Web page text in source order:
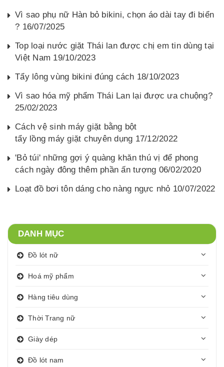
Vì sao phụ nữ Hàn bỏ bikini, chọn áo dài tay đi biển
? 16/07/2025
Top loại nước giặt Thái lan được chị em tin dùng tại
Việt Nam 19/10/2023
Tẩy lông vùng bikini đúng cách 18/10/2023
Vì sao hóa mỹ phẩm Thái Lan lại được ưa chuộng?
25/02/2023
Cách vệ sinh máy giặt bằng bột
tẩy lồng máy giặt chuyên dụng 17/12/2022
'Bỏ túi' những gợi ý quàng khăn thú vị để phong
cách ngày đông thêm phần ấn tượng 06/02/2020
Loạt đồ bơi tôn dáng cho nàng ngực nhỏ 10/07/2022
DANH MỤC
Đồ lót nữ
Hoá mỹ phẩm
Hàng tiêu dùng
Thời Trang nữ
Giày dép
Đồ lót nam